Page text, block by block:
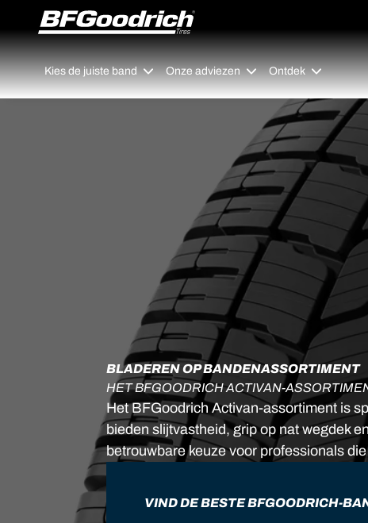
Go to page content Go to page navigation
Kies de juiste band Onze adviezen Ontdek
BLADEREN OP BANDENASSORTIMENT
HET BFGOODRICH ACTIVAN-
Het BFGoodrich Activan-assortiment is
bieden slijtvastheid, grip op nat wegdek
betrouwbare keuze voor professionals
VIND DE BESTE BFGOODRICH-